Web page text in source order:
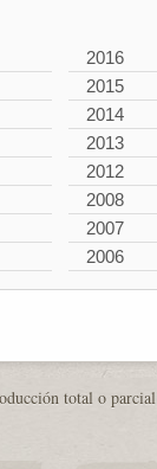
2016
2015
2014
2013
2012
2008
2007
2006
total o